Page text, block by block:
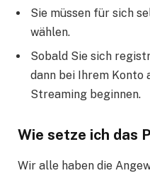
Sie müssen für sich
wählen.
Sobald Sie sich
dann bei Ihrem Konto
Streaming beginnen.
Wie setze ich das
Wir alle haben die